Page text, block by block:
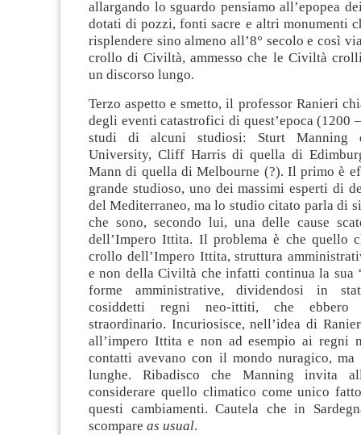
allargando lo sguardo pensiamo all’epopea
dotati di pozzi, fonti sacre e altri monumenti
risplendere sino almeno all’8° secolo e così
crollo di Civiltà, ammesso che le Civiltà
un discorso lungo.
Terzo aspetto e smetto, il professor Ranieri
degli eventi catastrofici di quest’epoca (1200
studi di alcuni studiosi: Sturt Manning
University, Cliff Harris di quella di
Mann di quella di Melbourne (?). Il primo è
grande studioso, uno dei massimi esperti di
del Mediterraneo, ma lo studio citato parla di
che sono, secondo lui, una delle cause
dell’Impero Ittita. Il problema è che quello
crollo dell’Impero Ittita, struttura
e non della Civiltà che infatti continua la sua
forme amministrative, dividendosi in
cosiddetti regni neo-ittiti, che ebbero
straordinario. Incuriosisce, nell’idea di
all’impero Ittita e non ad esempio ai regni
contatti avevano con il mondo nuragico, ma
lunghe. Ribadisco che Manning invita
considerare quello climatico come unico
questi cambiamenti. Cautela che in
scompare as usual.